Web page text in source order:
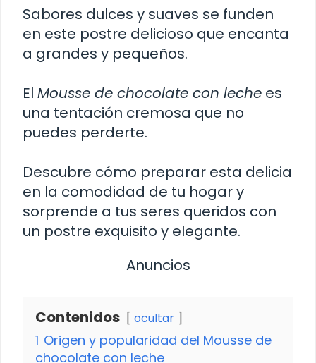
Sabores dulces y suaves se funden
en este postre delicioso que encanta
a grandes y pequeños.
El Mousse de chocolate con leche es
una tentación cremosa que no
puedes perderte.
Descubre cómo preparar esta delicia
en la comodidad de tu hogar y
sorprende a tus seres queridos con
un postre exquisito y elegante.
Anuncios
Contenidos ocultar
1 Origen y popularidad del Mousse de
chocolate con leche